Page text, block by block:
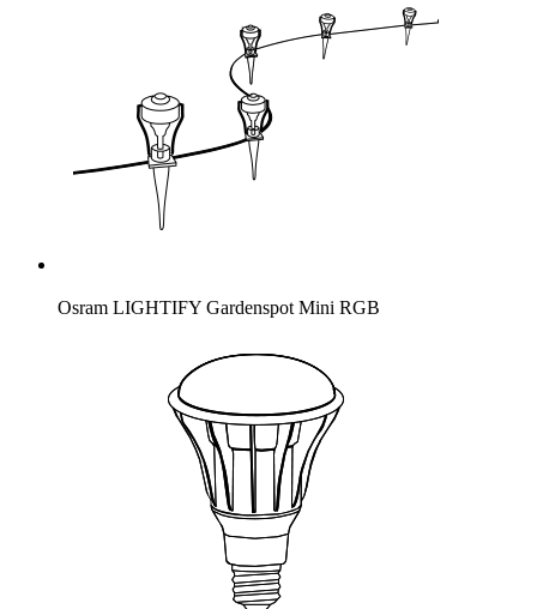
Osram LIGHTIFY Gardenspot Mini RGB